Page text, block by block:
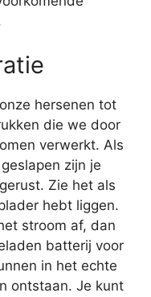
hersenen tot
die we door
verwerkt. Als
zijn je
Zie het als
hebt liggen.
stroom af, dan
batterij voor
in het echte
ontstaan. Je kunt